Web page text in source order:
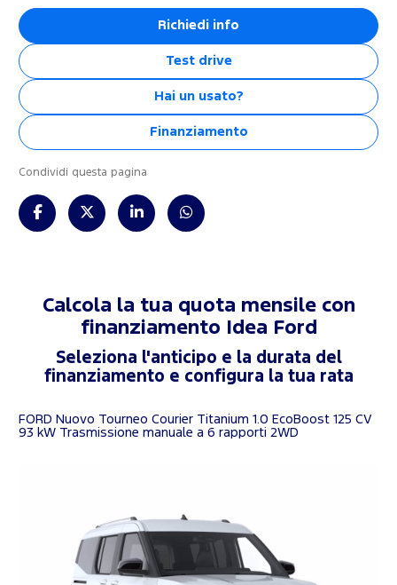
Richiedi info
Test drive
Hai un usato?
Finanziamento
Condividi questa pagina
Calcola la tua quota mensile con
finanziamento
Idea Ford
Seleziona l'anticipo e la durata del
finanziamento e configura la tua rata
FORD Nuovo Tourneo Courier Titanium 1.0 EcoBoost 125 CV
93 kW Trasmissione manuale a 6 rapporti 2WD